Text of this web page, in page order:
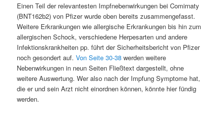
Einen Teil der relevantesten Impfnebenwirkungen bei Comirnaty
(BNT162b2) von Pfizer wurde oben bereits zusammengefasst.
Weitere Erkrankungen wie allergische Erkrankungen bis hin zum
allergischen Schock, verschiedene Herpesarten und andere
Infektionskrankheiten pp. führt der Sicherheitsbericht von Pfizer
noch gesondert auf.Von Seite 30-38werden weitere
Nebenwirkungen in neun Seiten Fließtext dargestellt, ohne
weitere Auswertung. Wer also nach der Impfung Symptome hat,
die er und sein Arzt nicht einordnen können, könnte hier fündig
werden.